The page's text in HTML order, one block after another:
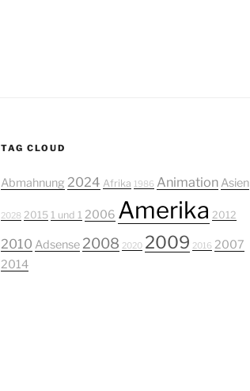
TAG CLOUD
Abmahnung 2024 Afrika 1986 Animation Asien
2028 2015 1 und 1 2006 Amerika 2012
2010 Adsense 2008 2020 2009 2016 2007
2014